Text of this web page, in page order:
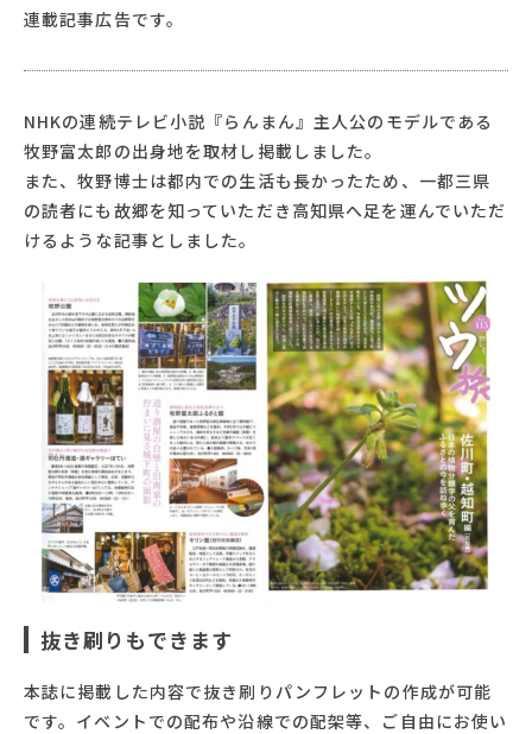
連載記事広告です。
NHKの連続テレビ小説『らんまん』主人公のモデルである
牧野富太郎の出身地を取材し掲載しました。
また、牧野博士は都内での生活も長かったため、一都三県
の読者にも故郷を知っていただき高知県へ足を運んでいただ
けるような記事としました。
抜き刷りもできます
本誌に掲載した内容で抜き刷りパンフレットの作成が可能
です。イベントでの配布や沿線での配架等、ご自由にお使い